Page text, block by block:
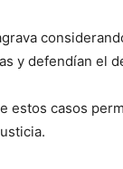
y defendían el
estos casos